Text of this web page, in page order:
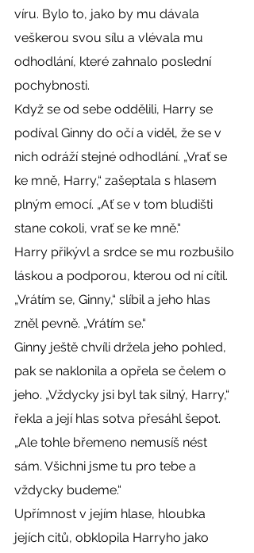
víru. Bylo to, jako by mu dávala
veškerou svou sílu a vlévala mu
odhodlání, které zahnalo poslední
pochybnosti.
Když se od sebe oddělili, Harry se
podíval Ginny do očí a viděl, že se v
nich odráží stejné odhodlání. „Vrať se
ke mně, Harry,“ zašeptala s hlasem
plným emocí. „Ať se v tom bludišti
stane cokoli, vrať se ke mně.“
Harry přikývl a srdce se mu rozbušilo
láskou a podporou, kterou od ní cítil.
„Vrátím se, Ginny,“ slíbil a jeho hlas
zněl pevně. „Vrátím se.“
Ginny ještě chvíli držela jeho pohled,
pak se naklonila a opřela se čelem o
jeho. „Vždycky jsi byl tak silný, Harry,“
řekla a její hlas sotva přesáhl šepot.
„Ale tohle břemeno nemusíš nést
sám. Všichni jsme tu pro tebe a
vždycky budeme.“
Upřímnost v jejím hlase, hloubka
jejích citů, obklopila Harryho jako